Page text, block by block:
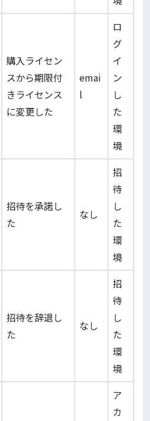
購入ライセン
スから期限付
きライセンス
に変更した
emai
l
ロ
グ
イ
ン
し
た
環
境
招待を承諾し
た
なし
招
待
し
た
環
境
招待を辞退し
た
なし
招
待
し
た
環
境
ア
カ